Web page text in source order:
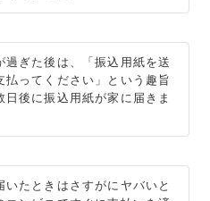
過ぎた後は、「振込用紙を送
払ってください」という趣旨
後に振込用紙が家に届きま
たときはさすがにヤバいと